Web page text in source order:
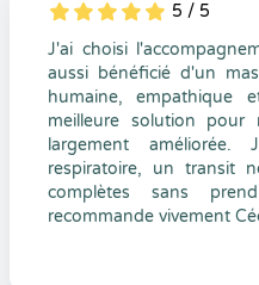
5
1
5
0 5 / 5
J'ai choisi
aussi bénéficié d'un
humaine, empathique
meilleure solution
largement
respiratoire, un transit
complètes sans
recommande vivement